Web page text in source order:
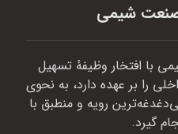
صنعت شیمی
با افتخار وظیفهٔ تسهیل
را بر عهده دارد، به نحوی
رویه و منطبق با
گیرد.